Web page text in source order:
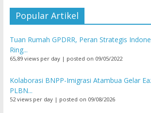
Popular Artikel
Tuan Rumah GPDRR, Peran Strategis
Ring...
65,89 views per day| posted on 09/05/2022
Kolaborasi BNPP-Imigrasi Atambua Gelar
PLBN...
52 views per day| posted on 09/08/2026